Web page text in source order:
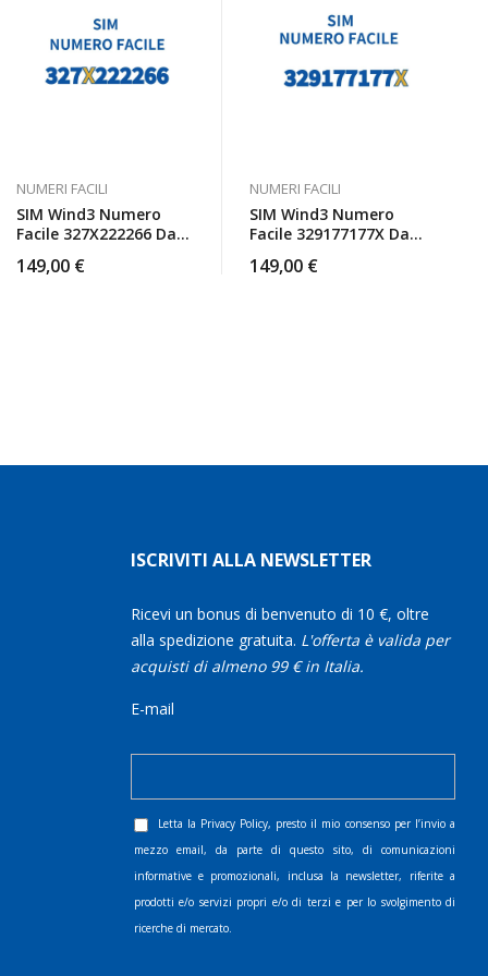
NUMERI FACILI
SIM Wind3 Numero
Facile 327X222266 Da
149,00 €
NUMERI FACILI
SIM Wind3 Numero
Facile 329177177X Da
149,00 €
ISCRIVITI ALLA NEWSLETTER
Ricevi un bonus di benvenuto di 10 €, oltre
alla spedizione gratuita. L'offerta è valida per
acquisti di almeno 99 € in Italia.
E-mail
Letta la Privacy Policy, presto il mio consenso per l’invio a
mezzo email, da parte di questo sito, di comunicazioni
informative e promozionali, inclusa la newsletter, riferite a
prodotti e/o servizi propri e/o di terzi e per lo svolgimento di
ricerche di mercato.